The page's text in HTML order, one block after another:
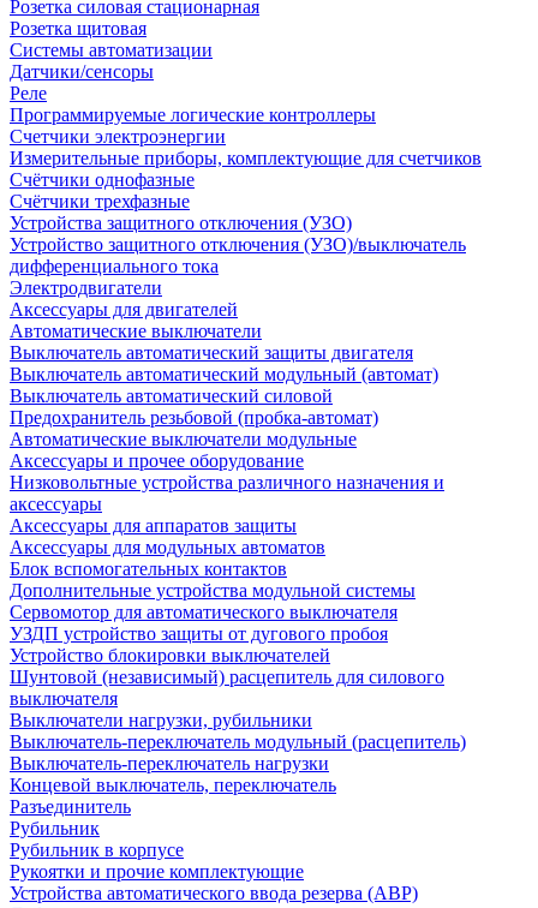
Розетка силовая стационарная
Розетка щитовая
Системы автоматизации
Датчики/сенсоры
Реле
Программируемые логические контроллеры
Счетчики электроэнергии
Измерительные приборы, комплектующие для счетчиков
Счётчики однофазные
Счётчики трехфазные
Устройства защитного отключения (УЗО)
Устройство защитного отключения (УЗО)/выключатель
дифференциального тока
Электродвигатели
Аксессуары для двигателей
Автоматические выключатели
Выключатель автоматический защиты двигателя
Выключатель автоматический модульный (автомат)
Выключатель автоматический силовой
Предохранитель резьбовой (пробка-автомат)
Автоматические выключатели модульные
Аксессуары и прочее оборудование
Низковольтные устройства различного назначения и
аксессуары
Аксессуары для аппаратов защиты
Аксессуары для модульных автоматов
Блок вспомогательных контактов
Дополнительные устройства модульной системы
Сервомотор для автоматического выключателя
УЗДП устройство защиты от дугового пробоя
Устройство блокировки выключателей
Шунтовой (независимый) расцепитель для силового
выключателя
Выключатели нагрузки, рубильники
Выключатель-переключатель модульный (расцепитель)
Выключатель-переключатель нагрузки
Концевой выключатель, переключатель
Разъединитель
Рубильник
Рубильник в корпусе
Рукоятки и прочие комплектующие
Устройства автоматического ввода резерва (АВР)